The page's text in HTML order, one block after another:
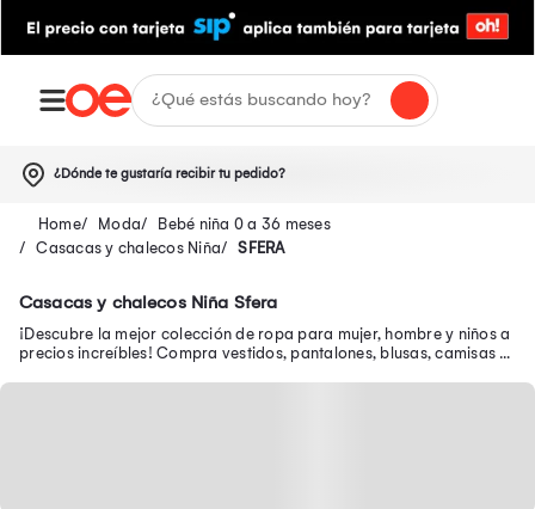
¿Dónde te gustaría recibir tu pedido?
Moda
Bebé niña 0 a 36 meses
Casacas y chalecos Niña
SFERA
Casacas y chalecos Niña Sfera
¡Descubre la mejor colección de ropa para mujer, hombre y niños a
precios increíbles! Compra vestidos, pantalones, blusas, camisas y